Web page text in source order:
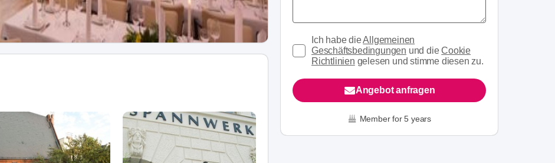
Ich habe dieAllgemeinen
Geschäftsbedingungen und dieCookie
Richtlinien gelesen und stimme diesen zu.
Angebot anfragen
Member for 5 years